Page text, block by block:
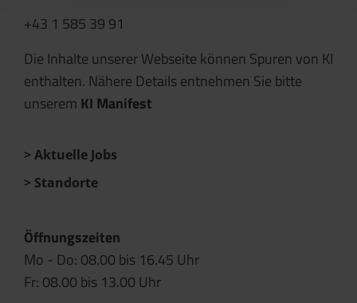
+43 1 585 39 91
Die Inhalte unserer Webseite können Spuren von KI
enthalten. Nähere Details entnehmen Sie bitte
unserem KI Manifest
Aktuelle Jobs
Standorte
Öffnungszeiten
Mo - Do: 08.00 bis 16.45 Uhr
Fr: 08.00 bis 13.00 Uhr